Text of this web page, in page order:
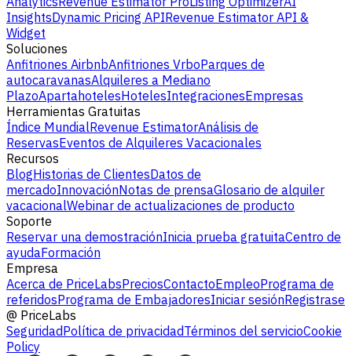
InsightsDynamic Pricing APIRevenue Estimator API &
Widget
Soluciones
Anfitriones AirbnbAnfitriones VrboParques de
autocaravanasAlquileres a Mediano
PlazoApartahotelesHotelesIntegracionesEmpresas
Herramientas Gratuitas
Índice MundialRevenue EstimatorAnálisis de
ReservasEventos de Alquileres Vacacionales
Recursos
BlogHistorias de ClientesDatos de
mercadoInnovaciónNotas de prensaGlosario de alquiler
vacacionalWebinar de actualizaciones de producto
Soporte
Reservar una demostraciónInicia prueba gratuitaCentro de
ayudaFormación
Empresa
Acerca de PriceLabsPreciosContactoEmpleoPrograma de
referidosPrograma de EmbajadoresIniciar sesiónRegistrase
@ PriceLabs
SeguridadPolítica de privacidadTérminos del servicioCookie
Policy